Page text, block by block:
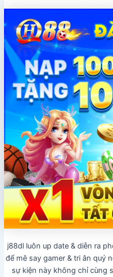
j88dl luôn up date & diễn ra
để mê say gamer & tri ân quý
sự kiện này không chỉ cùng